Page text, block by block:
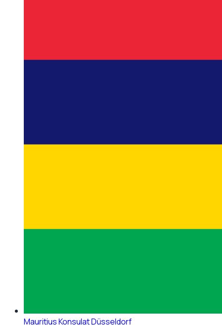
Mauritius Konsulat Düsseldorf